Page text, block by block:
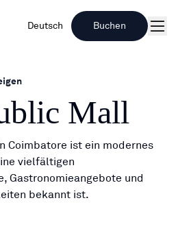
Deutsch Buchen
Mall
Coimbatore ist ein modernes
vielfältigen
Gastronomieangebote und
bekannt ist.